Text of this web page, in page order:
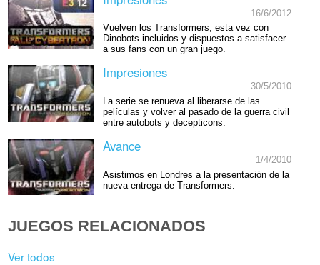
16/6/2012
Vuelven los Transformers, esta vez con
Dinobots incluidos y dispuestos a satisfacer
a sus fans con un gran juego.
Impresiones
30/5/2010
La serie se renueva al liberarse de las
películas y volver al pasado de la guerra civil
entre autobots y decepticons.
Avance
1/4/2010
Asistimos en Londres a la presentación de la
nueva entrega de Transformers.
JUEGOS RELACIONADOS
Ver todos